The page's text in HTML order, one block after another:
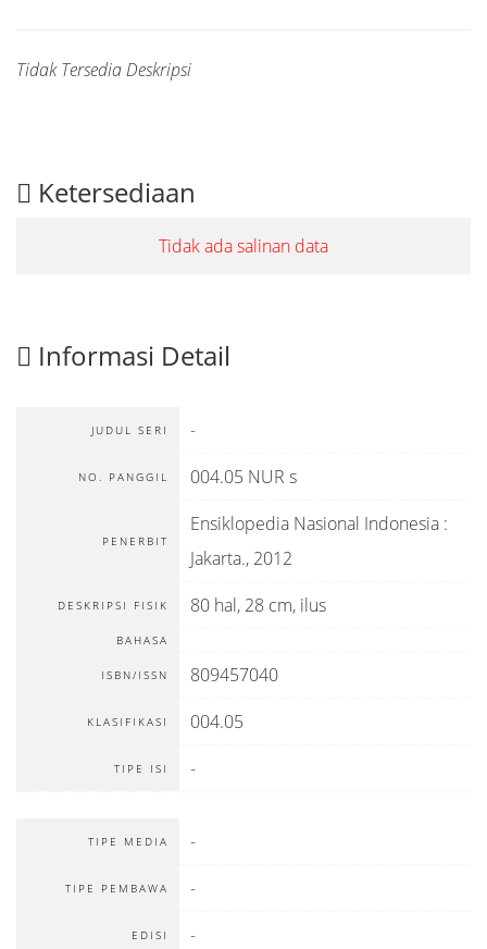
Tidak Tersedia Deskripsi
Ketersediaan
Tidak ada salinan data
Informasi Detail
JUDUL SERI -
NO. PANGGIL 004.05 NUR s
PENERBIT
Ensiklopedia Nasional Indonesia :
Jakarta., 2012
DESKRIPSI FISIK 80 hal, 28 cm, ilus
BAHASA
ISBN/ISSN 809457040
KLASIFIKASI 004.05
TIPE ISI -
TIPE MEDIA -
TIPE PEMBAWA -
EDISI -